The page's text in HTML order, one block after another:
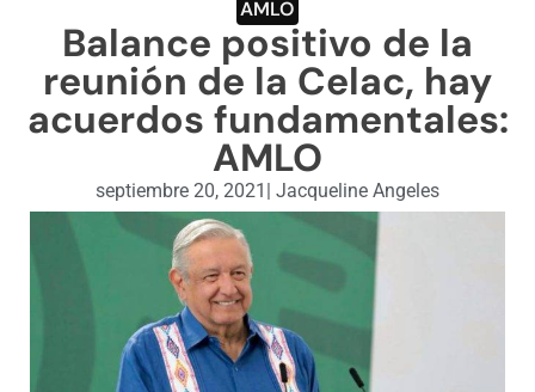
VIDEOS
AMLO
Balance positivo de la
reunión de la Celac, hay
acuerdos fundamentales:
AMLO
septiembre 20, 2021 | Jacqueline Angeles